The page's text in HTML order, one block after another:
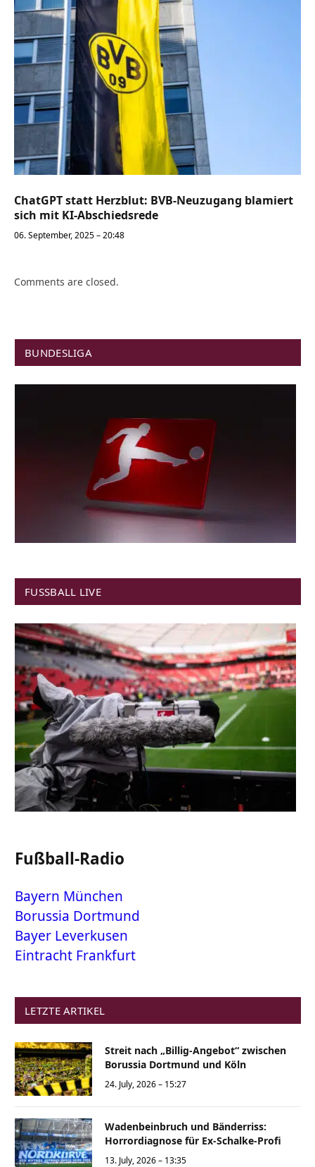
ChatGPT statt Herzblut: BVB-Neuzugang blamiert
sich mit KI-Abschiedsrede
06. September, 2025 – 20:48
Comments are closed.
BUNDESLIGA
FUSSBALL LIVE
Fußball-Radio
Bayern München
Borussia Dortmund
Bayer Leverkusen
Eintracht Frankfurt
LETZTE ARTIKEL
Streit nach „Billig-Angebot“ zwischen
Borussia Dortmund und Köln
24. July, 2026 – 15:27
Wadenbeinbruch und Bänderriss:
Horrordiagnose für Ex-Schalke-Profi
13. July, 2026 – 13:35